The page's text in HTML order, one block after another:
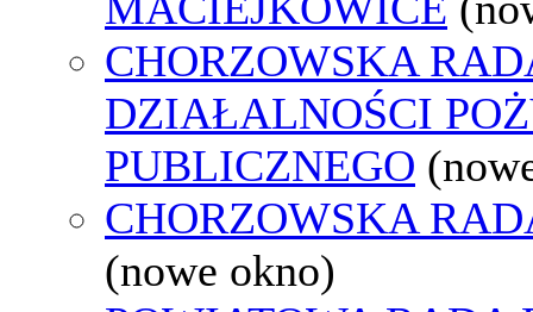
CHORZOWSKA
DZIAŁALNOŚCI
PUBLICZNEGO
CHORZOWSKA
(nowe okno)